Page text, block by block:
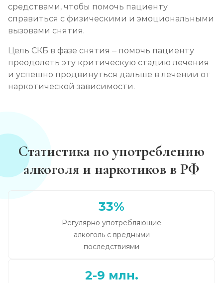
средствами, чтобы помочь пациенту
справиться с физическими и эмоциональными
вызовами снятия.
Цель СКБ в фазе снятия – помочь пациенту
преодолеть эту критическую стадию лечения
и успешно продвинуться дальше в лечении от
наркотической зависимости.
Статистика по употреблению
алкоголя и наркотиков в РФ
33%
Регулярно употребляющие
алкоголь с вредными
последствиями
2-9 млн.